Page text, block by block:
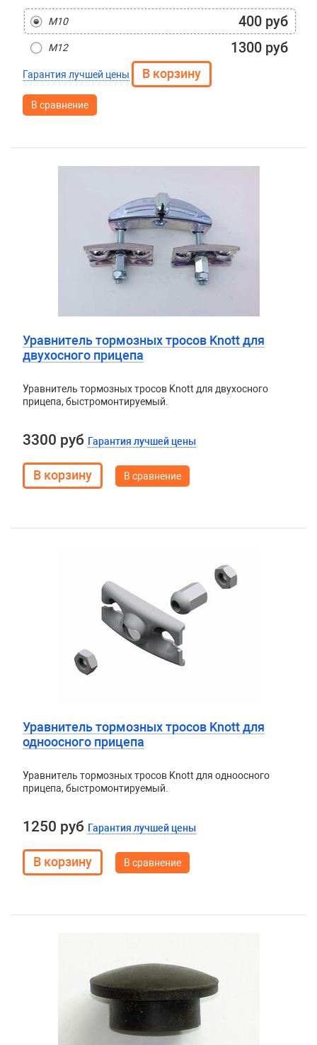
М10 400 руб
М12 1300 руб
Гарантия лучшей цены
В сравнение
Уравнитель тормозных тросов Knott для
двухосного прицепа
Уравнитель тормозных тросов Knott для двухосного
прицепа, быстромонтируемый.
3300 руб Гарантия лучшей цены
В сравнение
Уравнитель тормозных тросов Knott для
одноосного прицепа
Уравнитель тормозных тросов Knott для одноосного
прицепа, быстромонтируемый.
1250 руб Гарантия лучшей цены
В сравнение